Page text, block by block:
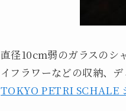
直径10cm弱のガラスのシ
イフラワーなどの収納、デ
TOKYO PETRI SCHALE